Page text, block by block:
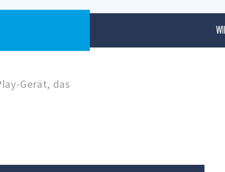
Gerät, das